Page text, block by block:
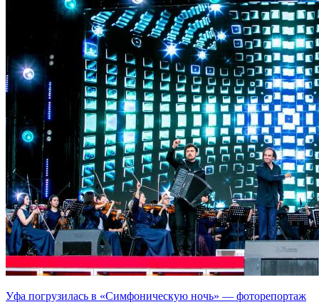
Уфа погрузилась в «Симфоническую ночь» — фоторепортаж